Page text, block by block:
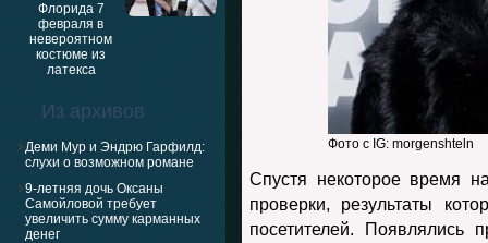
Из архивов
Деми Мур и Эндрю Гарфилд:
слухи о возможном романе
9-летняя дочь Оксаны
Самойловой требует
увеличить сумму карманных
денег
Фото с IG: morgenshteln
Спустя некоторое время
проверки, результаты
посетителей. Появлялись